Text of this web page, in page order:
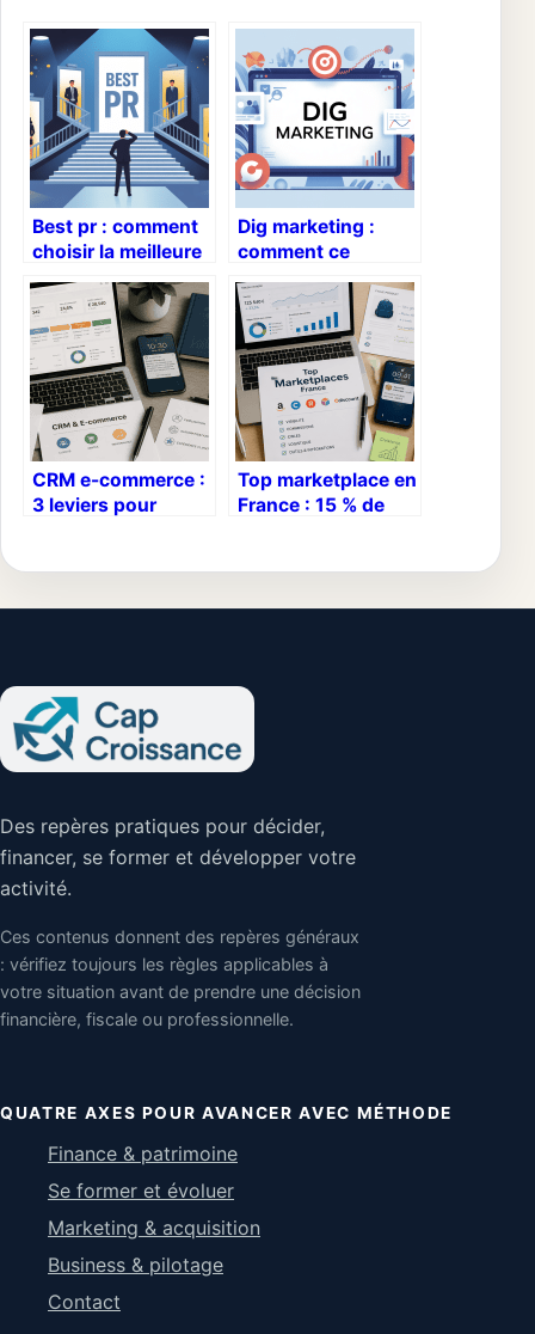
Best pr : comment
choisir la meilleure
agence de relations
publiques
Dig marketing :
comment ce
concept booste
vraiment votre
stratégie digitale
CRM e-commerce :
3 leviers pour
récurrents
Top marketplace en
France : 15 % de
?
Des repères pratiques pour décider,
financer, se former et développer votre
activité.
Ces contenus donnent des repères généraux
: vérifiez toujours les règles applicables à
votre situation avant de prendre une décision
financière, fiscale ou professionnelle.
QUATRE AXES POUR AVANCER AVEC MÉTHODE
Finance & patrimoine
Se former et évoluer
Marketing & acquisition
Business & pilotage
Contact